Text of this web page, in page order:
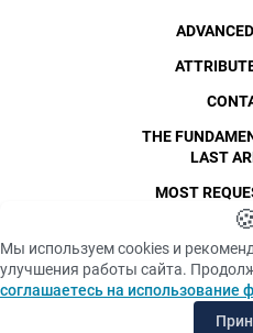
SPbPU,
Copyright and
The
consent of
depicted, in
«Cookie»
THE
LAST
MOST
Мы используем cookies и
улучшения работы сайта.
соглашаетесь на использование